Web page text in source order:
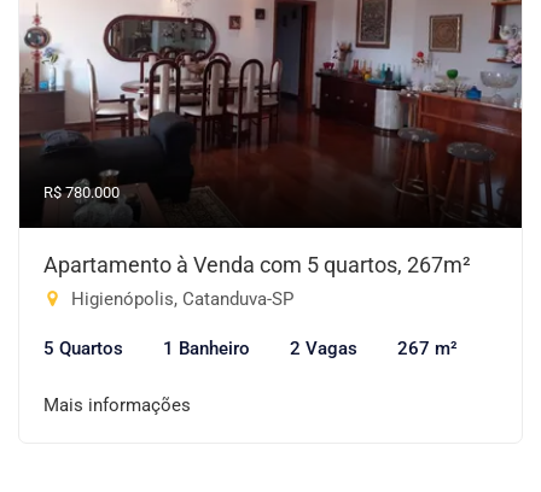
R$ 780.000
Apartamento à Venda com 5 quartos, 267m²
Higienópolis, Catanduva-SP
5 Quartos 1 Banheiro 2 Vagas 267 m²
Mais informações